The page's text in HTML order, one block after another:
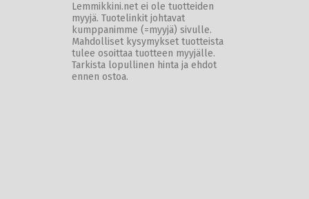
Lemmikkini.net ei ole tuotteiden
myyjä. Tuotelinkit johtavat
kumppanimme (=myyjä) sivulle.
Mahdolliset kysymykset tuotteista
tulee osoittaa tuotteen myyjälle.
Tarkista lopullinen hinta ja ehdot
ennen ostoa.